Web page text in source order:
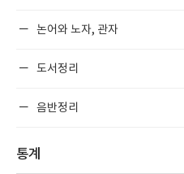
논어와 노자, 관자
도서정리
음반정리
통계